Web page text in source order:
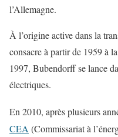
l’Allemagne.
À l’origine active dans la
consacre à partir de 1959 à
1997, Bubendorff se lance
électriques.
En 2010, après plusieurs
CEA (Commissariat à